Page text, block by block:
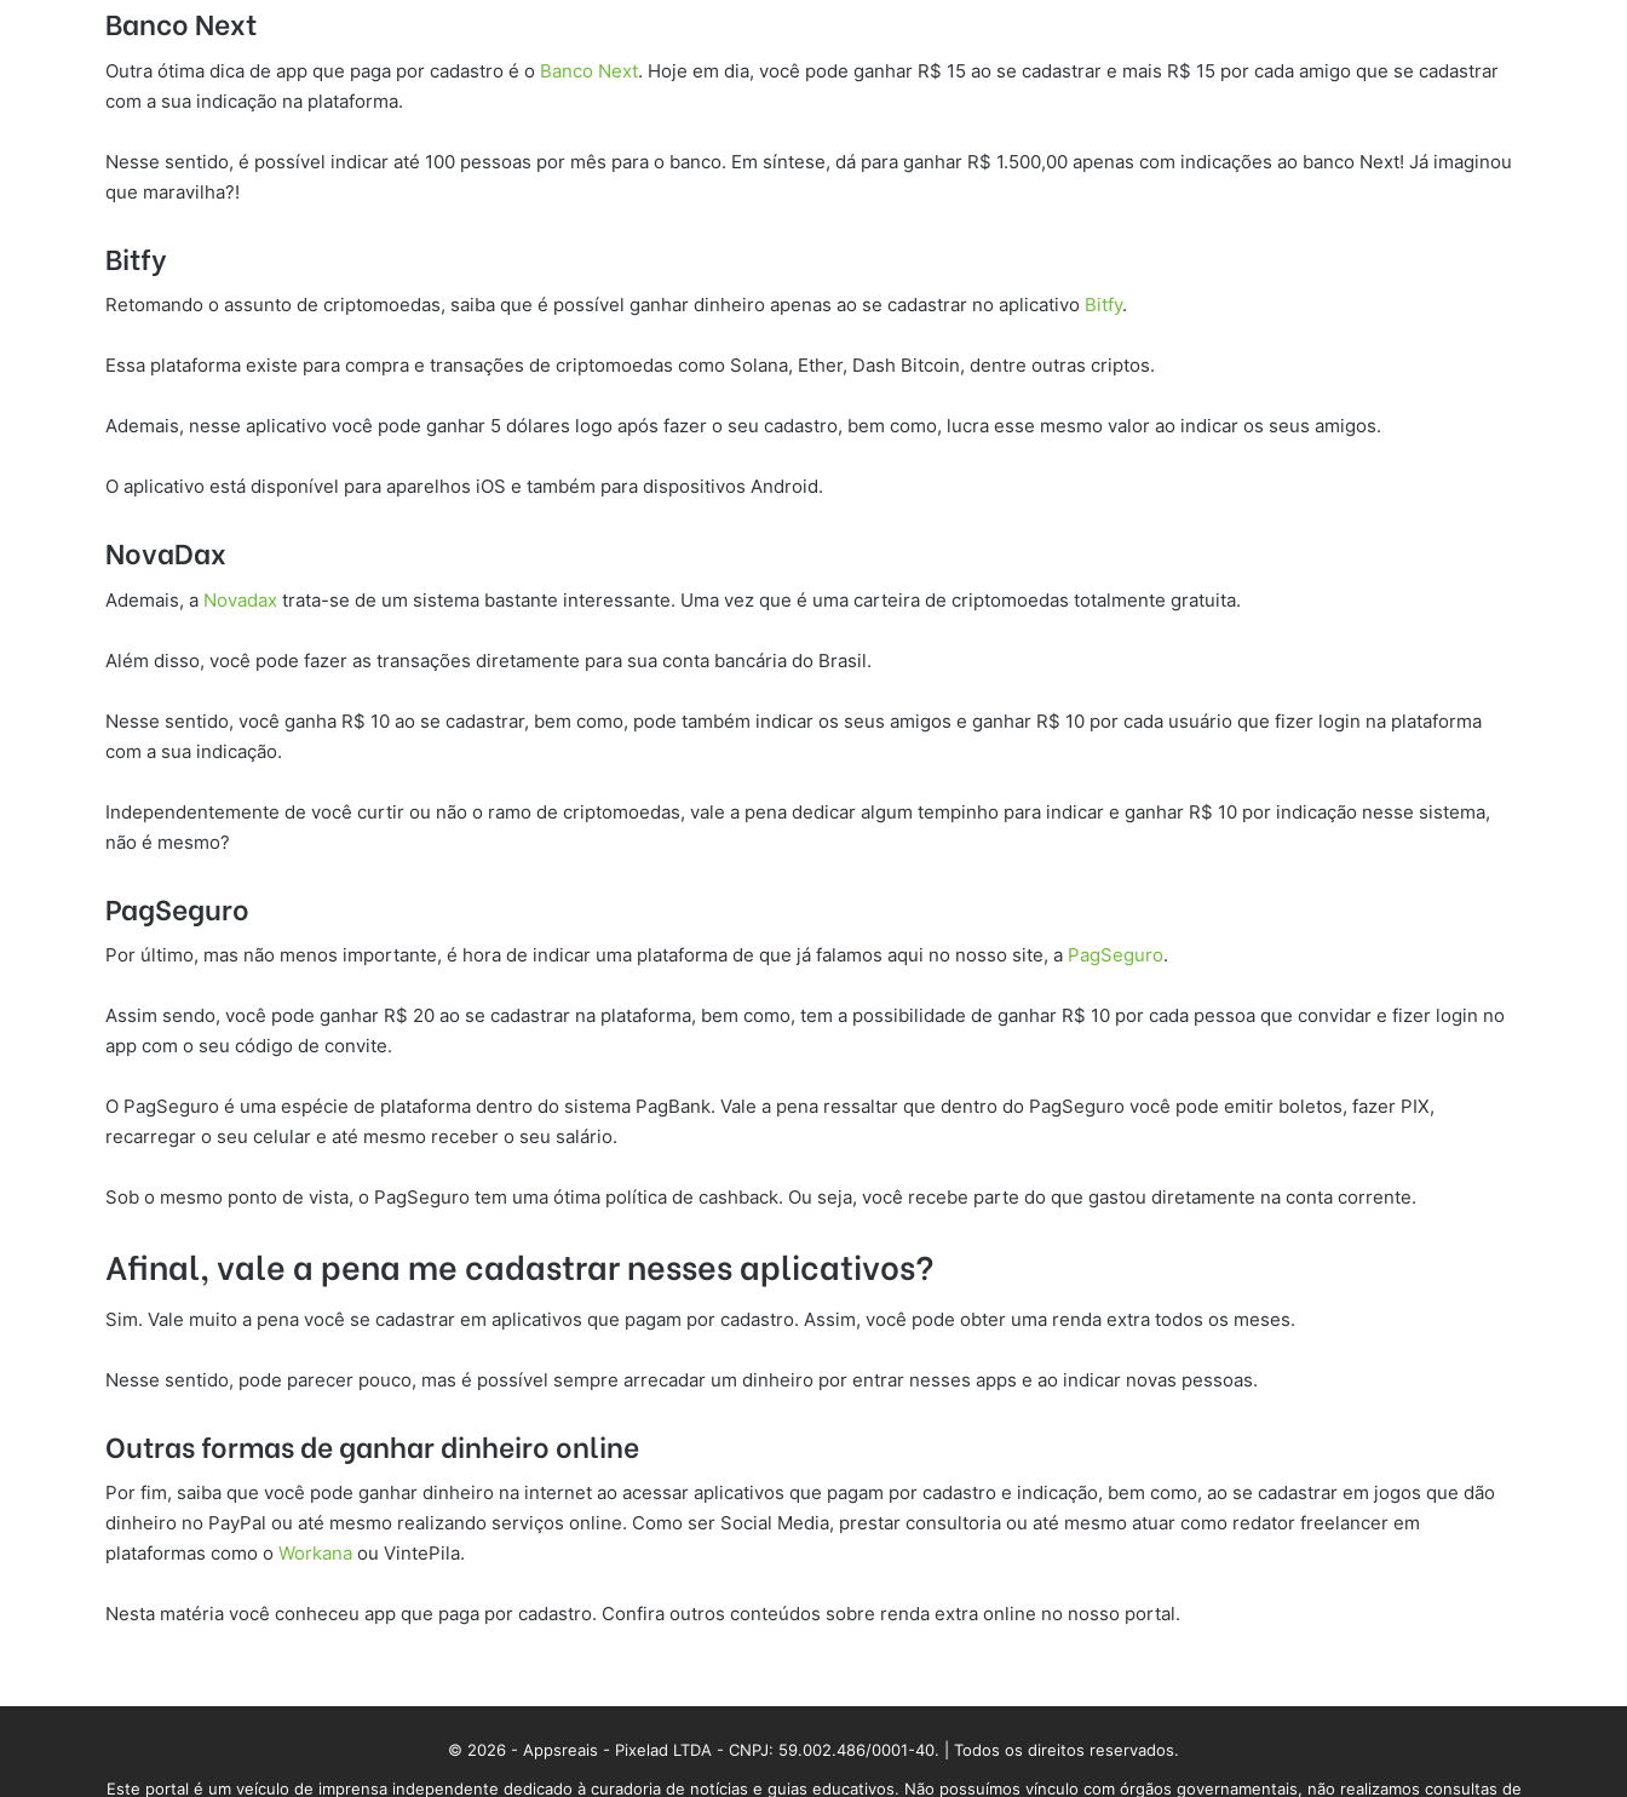
Banco Next
Outra ótima dica de app que paga por cadastro é o Banco Next. Hoje em dia, você pode ganhar R$ 15 ao se cadastrar e mais R$ 15 por cada amigo que se cadastrar
com a sua indicação na plataforma.
Nesse sentido, é possível indicar até 100 pessoas por mês para o banco. Em síntese, dá para ganhar R$ 1.500,00 apenas com indicações ao banco Next! Já imaginou
que maravilha?!
Bitfy
Retomando o assunto de criptomoedas, saiba que é possível ganhar dinheiro apenas ao se cadastrar no aplicativo Bitfy.
Essa plataforma existe para compra e transações de criptomoedas como Solana, Ether, Dash Bitcoin, dentre outras criptos.
Ademais, nesse aplicativo você pode ganhar 5 dólares logo após fazer o seu cadastro, bem como, lucra esse mesmo valor ao indicar os seus amigos.
O aplicativo está disponível para aparelhos iOS e também para dispositivos Android.
NovaDax
Ademais, a Novadax trata-se de um sistema bastante interessante. Uma vez que é uma carteira de criptomoedas totalmente gratuita.
Além disso, você pode fazer as transações diretamente para sua conta bancária do Brasil.
Nesse sentido, você ganha R$ 10 ao se cadastrar, bem como, pode também indicar os seus amigos e ganhar R$ 10 por cada usuário que fizer login na plataforma
com a sua indicação.
Independentemente de você curtir ou não o ramo de criptomoedas, vale a pena dedicar algum tempinho para indicar e ganhar R$ 10 por indicação nesse sistema,
não é mesmo?
PagSeguro
Por último, mas não menos importante, é hora de indicar uma plataforma de que já falamos aqui no nosso site, a PagSeguro.
Assim sendo, você pode ganhar R$ 20 ao se cadastrar na plataforma, bem como, tem a possibilidade de ganhar R$ 10 por cada pessoa que convidar e fizer login no
app com o seu código de convite.
O PagSeguro é uma espécie de plataforma dentro do sistema PagBank. Vale a pena ressaltar que dentro do PagSeguro você pode emitir boletos, fazer PIX,
recarregar o seu celular e até mesmo receber o seu salário.
Sob o mesmo ponto de vista, o PagSeguro tem uma ótima política de cashback. Ou seja, você recebe parte do que gastou diretamente na conta corrente.
Afinal, vale a pena me cadastrar nesses aplicativos?
Sim. Vale muito a pena você se cadastrar em aplicativos que pagam por cadastro. Assim, você pode obter uma renda extra todos os meses.
Nesse sentido, pode parecer pouco, mas é possível sempre arrecadar um dinheiro por entrar nesses apps e ao indicar novas pessoas.
Outras formas de ganhar dinheiro online
Por fim, saiba que você pode ganhar dinheiro na internet ao acessar aplicativos que pagam por cadastro e indicação, bem como, ao se cadastrar em jogos que dão
dinheiro no PayPal ou até mesmo realizando serviços online. Como ser Social Media, prestar consultoria ou até mesmo atuar como redator freelancer em
plataformas como o Workana ou VintePila.
Nesta matéria você conheceu app que paga por cadastro. Confira outros conteúdos sobre renda extra online no nosso portal.
© 2026 - Appsreais - Pixelad LTDA - CNPJ: 59.002.486/0001-40. | Todos os direitos reservados.
Este portal é um veículo de imprensa independente dedicado à curadoria de notícias e guias educativos. Não possuímos vínculo com órgãos governamentais, não realizamos consultas de